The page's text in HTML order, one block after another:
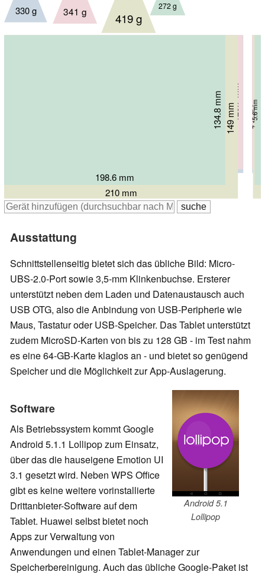
124 mm 7.8 mm
330 g
120.7 mm 7.9 mm
341 g
210 mm
149 mm 7.1 mm
419 g
198.6 mm
134.8 mm 5.6 mm
272 g
Ausstattung
Schnittstellenseitig bietet sich das übliche Bild: Micro-
UBS-2.0-Port sowie 3,5-mm Klinkenbuchse. Ersterer
unterstützt neben dem Laden und Datenaustausch auch
USB OTG, also die Anbindung von USB-Peripherie wie
Maus, Tastatur oder USB-Speicher. Das Tablet unterstützt
zudem MicroSD-Karten von bis zu 128 GB - im Test nahm
es eine 64-GB-Karte klaglos an - und bietet so genügend
Speicher und die Möglichkeit zur App-Auslagerung.
Android 5.1
Lollipop
Software
Als Betriebssystem kommt Google
Android 5.1.1 Lollipop zum Einsatz,
über das die hauseigene Emotion UI
3.1 gesetzt wird. Neben WPS Office
gibt es keine weitere vorinstallierte
Drittanbieter-Software auf dem
Tablet. Huawei selbst bietet noch
Apps zur Verwaltung von
Anwendungen und einen Tablet-Manager zur
Speicherbereinigung. Auch das übliche Google-Paket ist